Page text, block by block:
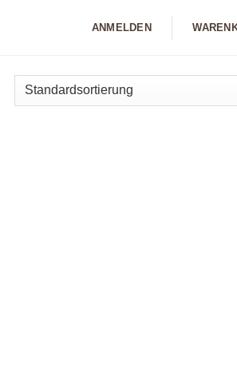
ANMELDEN